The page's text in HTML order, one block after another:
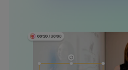
Tips & Tutorial AI